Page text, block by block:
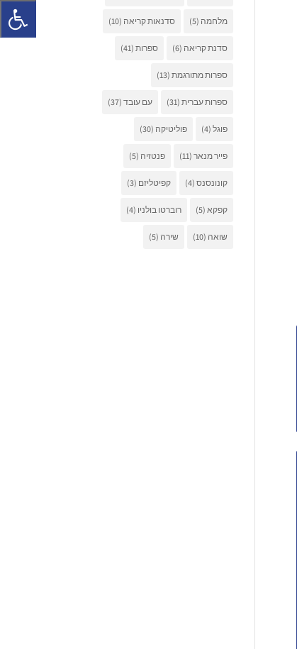
מלחמה (5) סדנאות קריאה (10)
סדנת קריאה (6) ספרות (41)
ספרות מתורגמת (13)
ספרות עברית (31) עם עובד (37)
פוגל (4) פוליטיקה (30)
פייר מנאר (11) פנטזיה (5)
קונונסנס (4) קפיטליזם (3)
קפקא (5) רוברטו בולניו (4)
שואה (10) שירה (5)